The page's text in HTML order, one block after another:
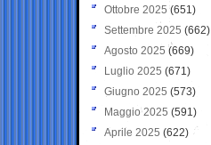
Ottobre 2025 (651)
Settembre 2025 (662)
Agosto 2025 (669)
Luglio 2025 (671)
Giugno 2025 (573)
Maggio 2025 (591)
Aprile 2025 (622)